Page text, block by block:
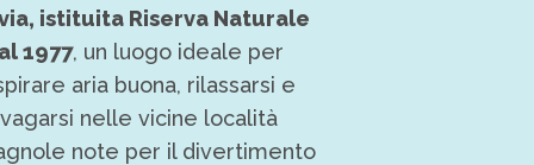
istituita Riserva Naturale
1977, un luogo ideale per
aria buona, rilassarsi e
nelle vicine località
note per il divertimento